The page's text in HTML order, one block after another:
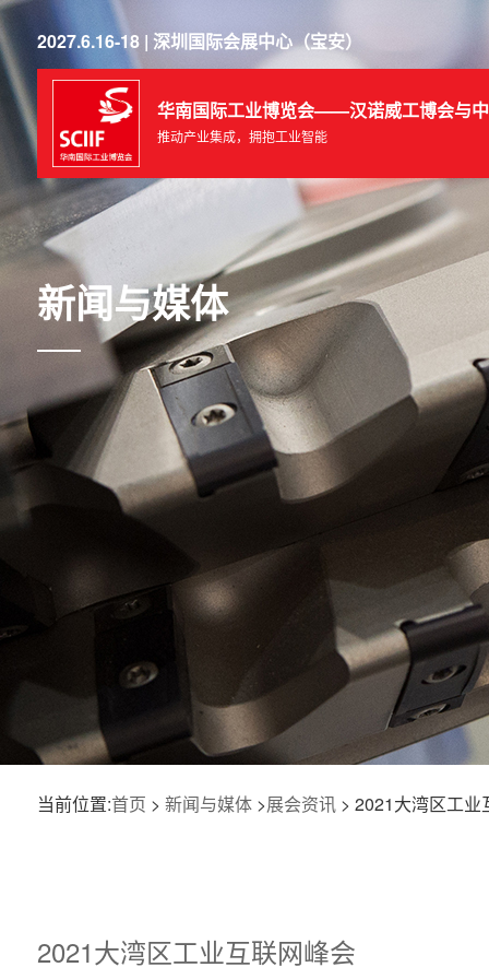
2027.6.16-18 | 深圳国际会展中心（宝安）
华南国际工业博览会——汉诺威工博会与
推动产业集成，拥抱工业智能
新闻与媒体
当前位置:首页 > 新闻与媒体>展会资讯> 2021大湾区工业
2021大湾区工业互联网峰会